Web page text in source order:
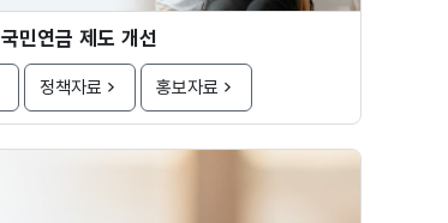
국민연금 제도 개선
정책자료 홍보자료